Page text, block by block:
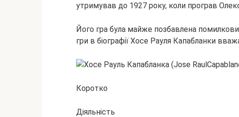
утримував до 1927 року, коли програв
Його гра була майже позбавлена помилкових
гри в біографії Хосе Рауля Капабланки
Коротко
Діяльність